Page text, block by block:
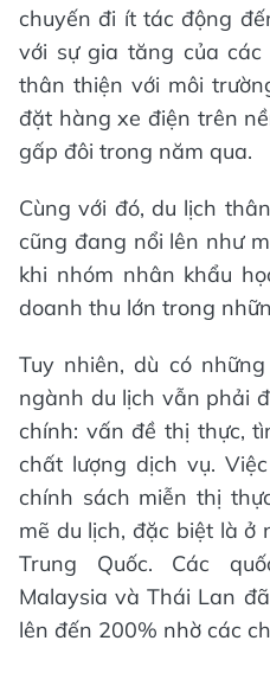
chuyến đi ít tác động
với sự gia tăng của
thân thiện với môi
đặt hàng xe điện trên
gấp đôi trong năm qua.
Cùng với đó, du lịch
cũng đang nổi lên như
khi nhóm nhân khẩu
doanh thu lớn trong
Tuy nhiên, dù có
ngành du lịch vẫn phải
chính: vấn đề thị thực,
chất lượng dịch vụ.
chính sách miễn thị
mẽ du lịch, đặc biệt là ở
Trung Quốc. Các
Malaysia và Thái Lan
lên đến 200% nhờ các